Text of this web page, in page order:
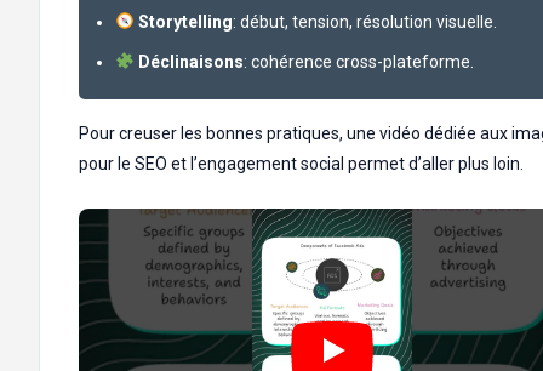
Storytelling: début, tension, résolution visuelle.
Déclinaisons: cohérence cross-plateforme.
Pour creuser les bonnes pratiques, une vidéo dédiée aux
pour le SEO et l’engagement social permet d’aller plus loin.